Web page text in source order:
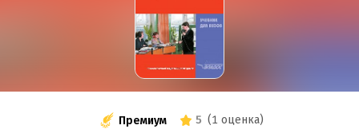
Премиум 5 (1 оценка)